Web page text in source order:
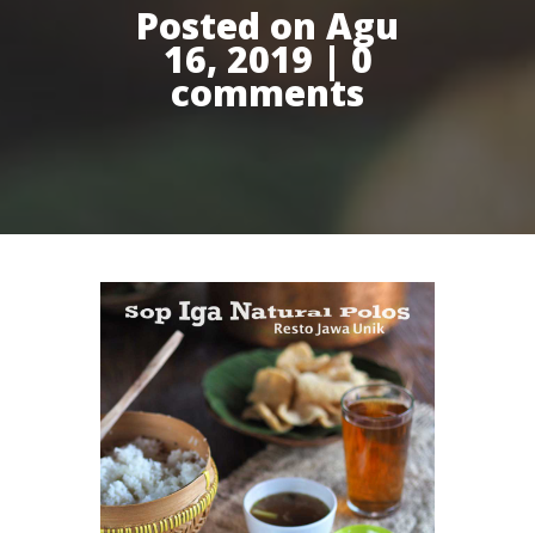
Posted on Agu
16, 2019 | 0
comments